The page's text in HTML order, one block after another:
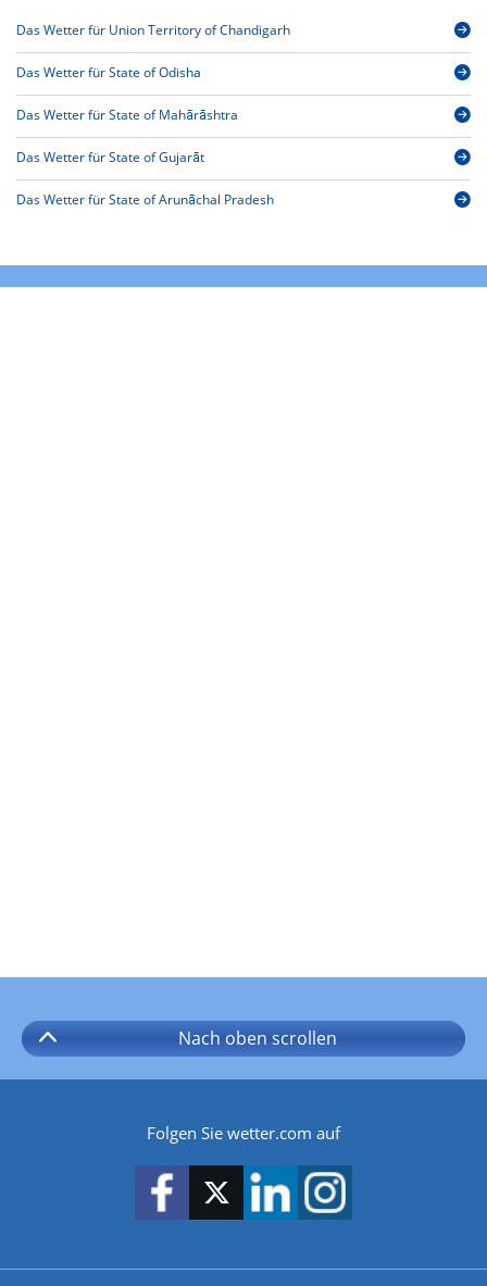
Das Wetter für Union Territory of Chandigarh
Das Wetter für State of Odisha
Das Wetter für State of Mahārāshtra
Das Wetter für State of Gujarāt
Das Wetter für State of Arunāchal Pradesh
Nach oben scrollen
Folgen Sie wetter.com auf